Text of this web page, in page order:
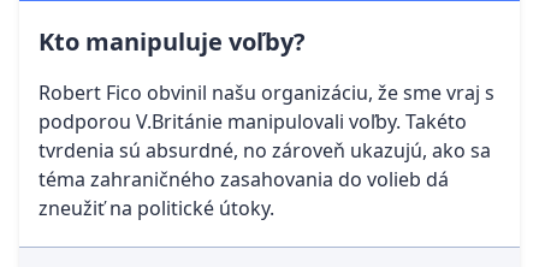
Kto manipuluje voľby?
Robert Fico obvinil našu organizáciu, že sme vraj s
podporou V.Británie manipulovali voľby. Takéto
tvrdenia sú absurdné, no zároveň ukazujú, ako sa
téma zahraničného zasahovania do volieb dá
zneužiť na politické útoky.